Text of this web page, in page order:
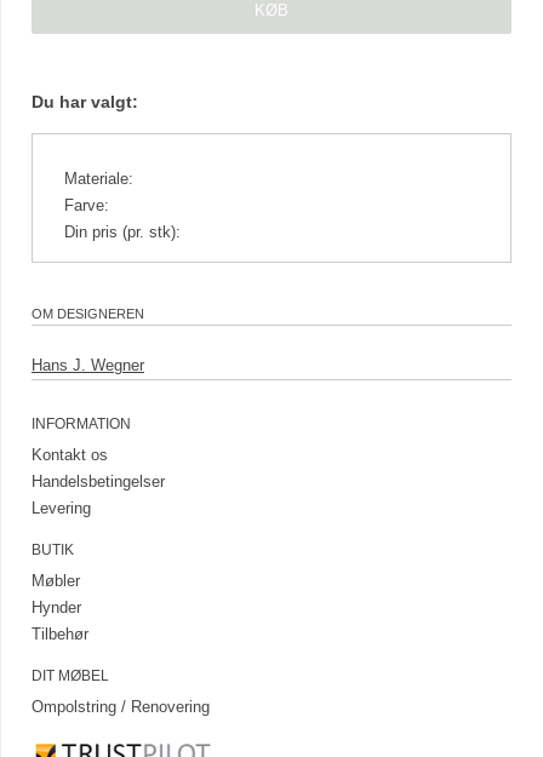
Du har valgt:
Materiale:
Farve:
Din pris (pr. stk):
OM DESIGNEREN
Hans J. Wegner
INFORMATION
Kontakt os
Handelsbetingelser
Levering
BUTIK
Møbler
Hynder
Tilbehør
DIT MØBEL
Ompolstring / Renovering